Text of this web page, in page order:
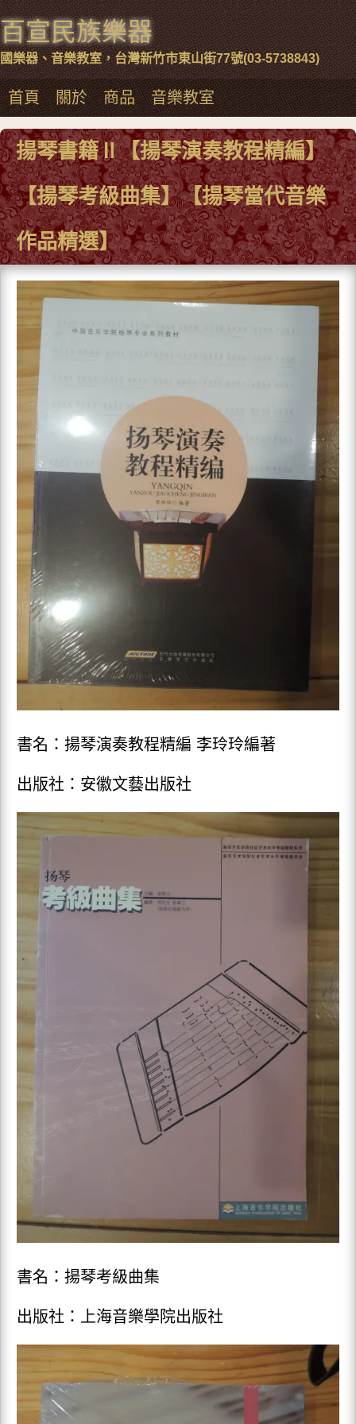
百宣民族樂器
國樂器、音樂教室，台灣新竹市東山街77號(03-5738843)
首頁 關於 商品 音樂教室
揚琴書籍Ⅱ【揚琴演奏教程精編】
【揚琴考級曲集】【揚琴當代音樂
作品精選】
書名：揚琴演奏教程精編 李玲玲編著
出版社：安徽文藝出版社
書名：揚琴考級曲集
出版社：上海音樂學院出版社